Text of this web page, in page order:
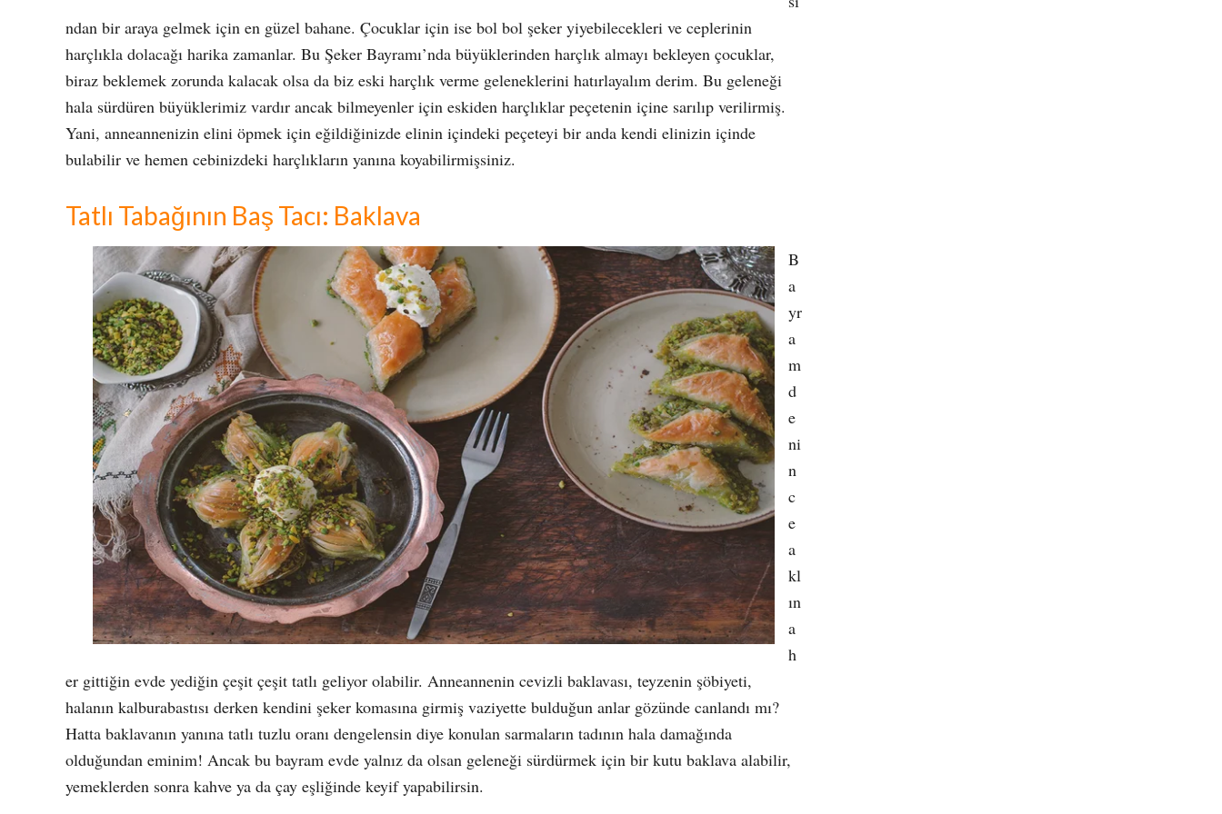
ndan bir araya gelmek için en güzel bahane. Çocuklar için ise bol bol şeker yiyebilecekleri ve ceplerinin
harçlıkla dolacağı harika zamanlar. Bu Şeker Bayramı’nda büyüklerinden harçlık almayı bekleyen çocuklar,
biraz beklemek zorunda kalacak olsa da biz eski harçlık verme geleneklerini hatırlayalım derim. Bu geleneği
hala sürdüren büyüklerimiz vardır ancak bilmeyenler için eskiden harçlıklar peçetenin içine sarılıp verilirmiş.
Yani, anneannenizin elini öpmek için eğildiğinizde elinin içindeki peçeteyi bir anda kendi elinizin içinde
bulabilir ve hemen cebinizdeki harçlıkların yanına koyabilirmişsiniz.
Tatlı Tabağının Baş Tacı: Baklava
B
a
yr
a
m
d
e
ni
n
c
e
a
kl
ın
a
h
er gittiğin evde yediğin çeşit çeşit tatlı geliyor olabilir. Anneannenin cevizli baklavası, teyzenin şöbiyeti,
halanın kalburabastısı derken kendini şeker komasına girmiş vaziyette bulduğun anlar gözünde canlandı mı?
Hatta baklavanın yanına tatlı tuzlu oranı dengelensin diye konulan sarmaların tadının hala damağında
olduğundan eminim! Ancak bu bayram evde yalnız da olsan geleneği sürdürmek için bir kutu baklava alabilir,
yemeklerden sonra kahve ya da çay eşliğinde keyif yapabilirsin.